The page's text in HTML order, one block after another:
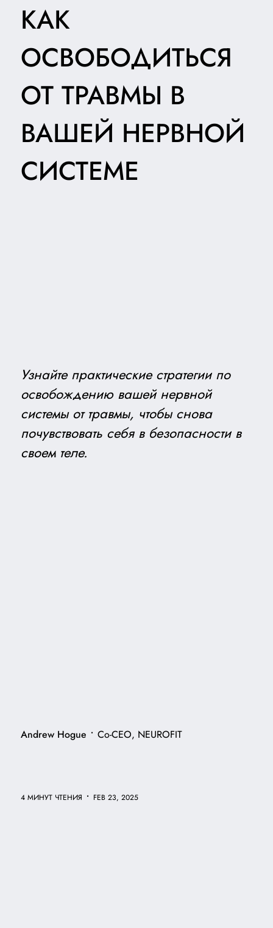
КАК
ОСВОБОДИТЬСЯ
ОТ ТРАВМЫ В
ВАШЕЙ НЕРВНОЙ
СИСТЕМЕ
Узнайте практические стратегии по
освобождению вашей нервной
системы от травмы, чтобы снова
почувствовать себя в безопасности в
своем теле.
Andrew Hogue • Co-CEO, NEUROFIT
4 МИНУТ ЧТЕНИЯ • FEB 23, 2025